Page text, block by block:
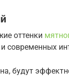
оттенки
современных
будут